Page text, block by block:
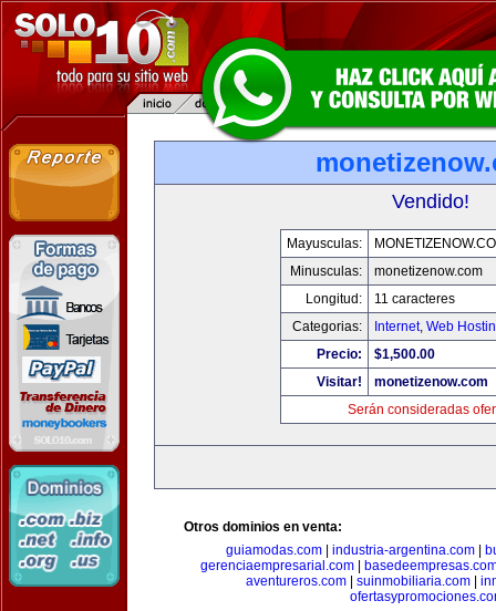
Vendido!
Mayusculas:
Minusculas:
monetizenow.com
Longitud:
11 caracteres
Categorias:
Internet, Web
Precio:
$1,500.00
Visitar!
monetizenow.com
Serán consideradas
Otros dominios en venta:
guiamodas.com| industria-argentina.com|
gerenciaempresarial.com|
aventureros.com| suinmobiliaria.com|